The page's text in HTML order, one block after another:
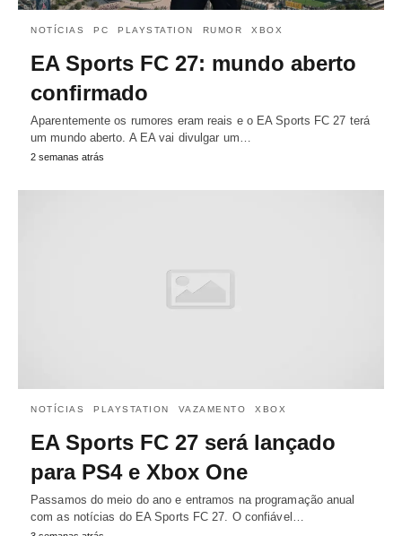
NOTÍCIAS PC PLAYSTATION RUMOR XBOX
EA Sports FC 27: mundo aberto
confirmado
Aparentemente os rumores eram reais e o EA Sports FC 27 terá
um mundo aberto. A EA vai divulgar um…
2 semanas atrás
NOTÍCIAS PLAYSTATION VAZAMENTO XBOX
EA Sports FC 27 será lançado
para PS4 e Xbox One
Passamos do meio do ano e entramos na programação anual
com as notícias do EA Sports FC 27. O confiável…